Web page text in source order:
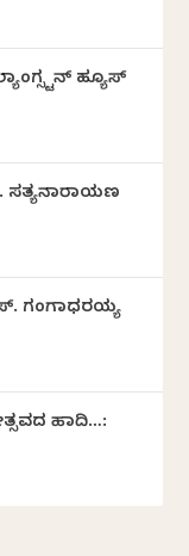
ಹ್ಯೂಸ್
ಗಂಗಾಧರಯ್ಯ
ಹಾದಿ…: